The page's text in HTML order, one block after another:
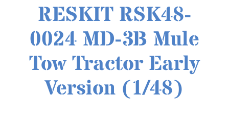
RESKIT RSK48-
0024 MD-3B Mule
Tow Tractor Early
Version (1/48)